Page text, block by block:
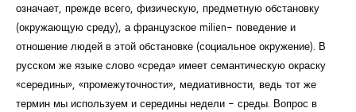
означает, прежде всего, физическую, предметную обстановку
(окружающую среду), а французское milien- поведение и
отношение людей в этой обстановке (социальное окружение). В
русском же языке слово «среда» имеет семантическую окраску
«середины», «промежуточности», медиативности, ведь тот же
термин мы используем и середины недели - среды. Вопрос в